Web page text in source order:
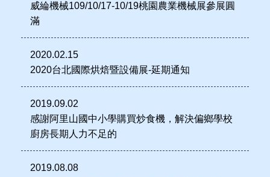
威綸機械109/10/17-10/19桃園農業機械展參展圓
滿
2020.02.15
2020台北國際烘焙暨設備展-延期通知
2019.09.02
感謝阿里山國中小學購買炒食機，解決偏鄉學校
廚房長期人力不足的
2019.08.08